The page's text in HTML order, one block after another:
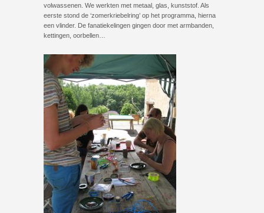
volwassenen. We werkten met metaal, glas, kunststof. Als
eerste stond de ‘zomerkriebelring’ op het programma, hierna
een vlinder. De fanatiekelingen gingen door met armbanden,
kettingen, oorbellen…